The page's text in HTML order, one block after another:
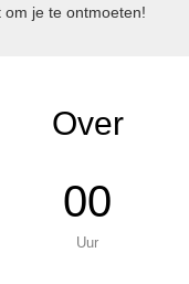
om je te ontmoeten!
Over
00
Uur